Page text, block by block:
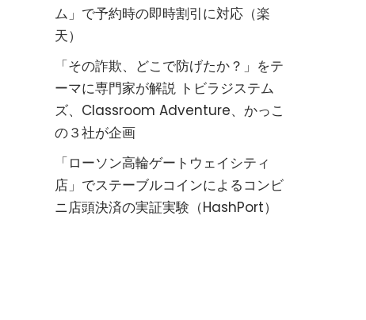
ム」で予約時の即時割引に対応（楽
天）
「その詐欺、どこで防げたか？」をテ
ーマに専門家が解説 トビラジステム
ズ、Classroom Adventure、かっこ
の３社が企画
「ローソン高輪ゲートウェイシティ
店」でステーブルコインによるコンビ
ニ店頭決済の実証実験（HashPort）